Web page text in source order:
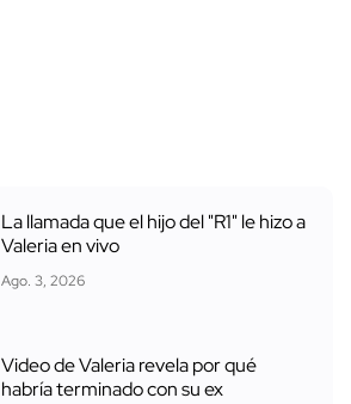
La llamada que el hijo del "R1" le hizo a
Valeria en vivo
Ago. 3, 2026
Video de Valeria revela por qué
habría terminado con su ex